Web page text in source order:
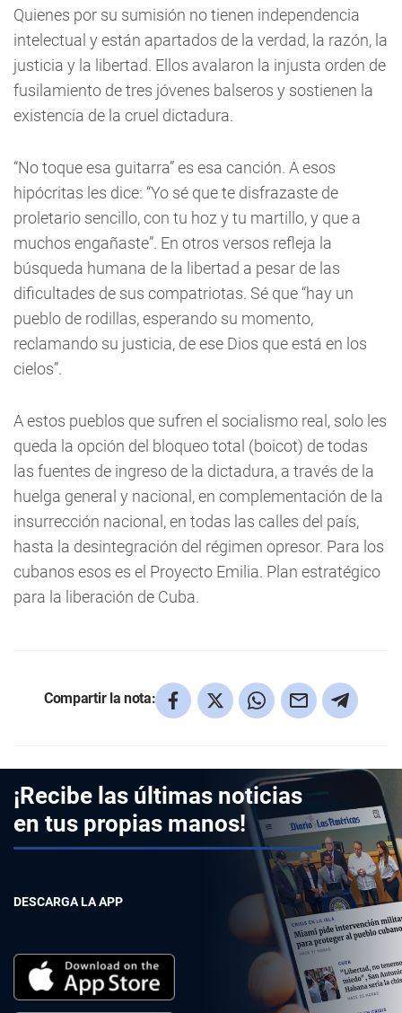
Quienes por su sumisión no tienen independencia
intelectual y están apartados de la verdad, la razón, la
justicia y la libertad. Ellos avalaron la injusta orden de
fusilamiento de tres jóvenes balseros y sostienen la
existencia de la cruel dictadura.
“No toque esa guitarra” es esa canción. A esos
hipócritas les dice: “Yo sé que te disfrazaste de
proletario sencillo, con tu hoz y tu martillo, y que a
muchos engañaste”. En otros versos refleja la
búsqueda humana de la libertad a pesar de las
dificultades de sus compatriotas. Sé que “hay un
pueblo de rodillas, esperando su momento,
reclamando su justicia, de ese Dios que está en los
cielos”.
A estos pueblos que sufren el socialismo real, solo les
queda la opción del bloqueo total (boicot) de todas
las fuentes de ingreso de la dictadura, a través de la
huelga general y nacional, en complementación de la
insurrección nacional, en todas las calles del país,
hasta la desintegración del régimen opresor. Para los
cubanos esos es el Proyecto Emilia. Plan estratégico
para la liberación de Cuba.
Compartir la nota:
¡Recibe las últimas noticias
en tus propias manos!
DESCARGA LA APP